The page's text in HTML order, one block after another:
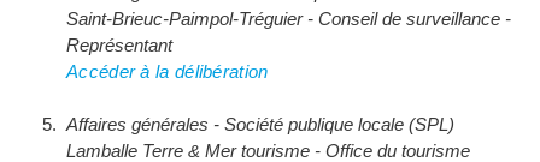
Saint-Brieuc-Paimpol-Tréguier - Conseil de surveillance -
Représentant
Accéder à la délibération
Affaires générales - Société publique locale (SPL)
Lamballe Terre & Mer tourisme - Office du tourisme